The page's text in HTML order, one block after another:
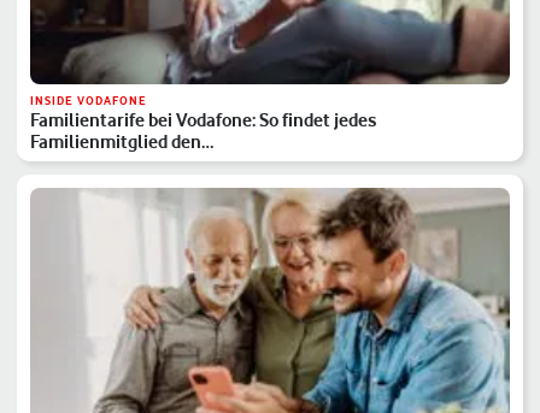
INSIDE VODAFONE
Familientarife bei Vodafone: So findet jedes
Familienmitglied den…